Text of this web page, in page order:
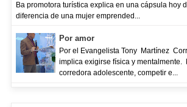
Ba promotora turística explica en una cápsula hoy
diferencia de una mujer emprended...
Por amor
Por el Evangelista Tony Martínez
implica exigirse física y mentalmente.
corredora adolescente, competir e...